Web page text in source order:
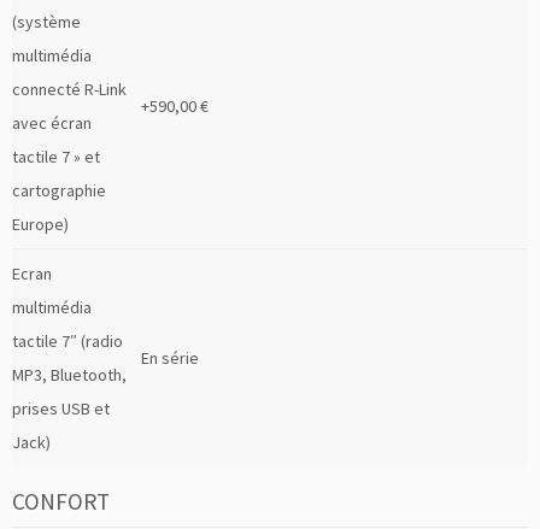
(système
multimédia
connecté R-Link
avec écran
tactile 7 » et
cartographie
Europe)
+590,00 €
Ecran
multimédia
tactile 7″ (radio
MP3, Bluetooth,
prises USB et
Jack)
En série
CONFORT